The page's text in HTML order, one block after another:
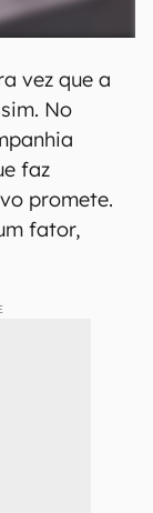
vez que a
No
faz
promete.
fator,